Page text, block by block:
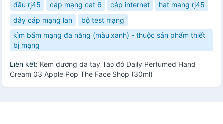
đầu rj45
cáp mạng cat 6 cáp internet
hat mang rj45
dây cáp mạng lan
bộ test mạng
kìm bấm mạng đa năng (màu xanh) - thuộc sản phẩm thiết
bị mạng
Liên kết: Kem dưỡng da tay Táo đỏ Daily Perfumed Hand
Cream 03 Apple Pop The Face Shop (30ml)